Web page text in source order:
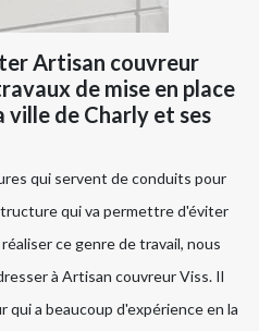
Artisan couvreur
de mise en place
de Charly et ses
qui servent de conduits pour
qui va permettre d'éviter
ce genre de travail, nous
à Artisan couvreur Viss. Il
a beaucoup d'expérience en la